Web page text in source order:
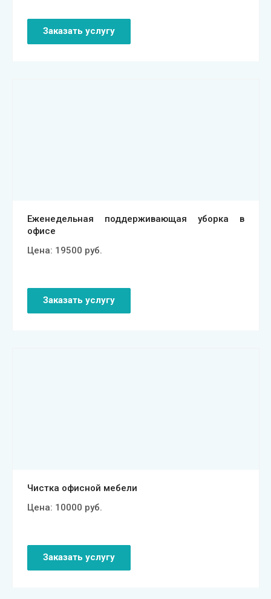
Заказать услугу
Еженедельная поддерживающая уборка в
офисе
Цена: 19500 руб.
Заказать услугу
Чистка офисной мебели
Цена: 10000 руб.
Заказать услугу